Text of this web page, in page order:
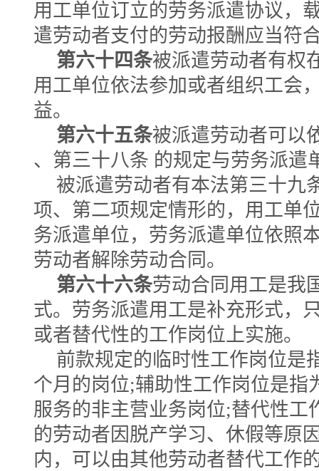
用工单位订立的劳务派遣协议，
遣劳动者支付的劳动报酬应当符
第六十四条被派遣劳动者有权
用工单位依法参加或者组织工会
益。
第六十五条被派遣劳动者可以
、第三十八条 的规定与劳务派遣
被派遣劳动者有本法第三十九
项、第二项规定情形的，用工单
务派遣单位，劳务派遣单位依照
劳动者解除劳动合同。
第六十六条劳动合同用工是我
式。劳务派遣用工是补充形式，
或者替代性的工作岗位上实施。
前款规定的临时性工作岗位是
个月的岗位;辅助性工作岗位是指
服务的非主营业务岗位;替代性工
的劳动者因脱产学习、休假等原
内，可以由其他劳动者替代工作